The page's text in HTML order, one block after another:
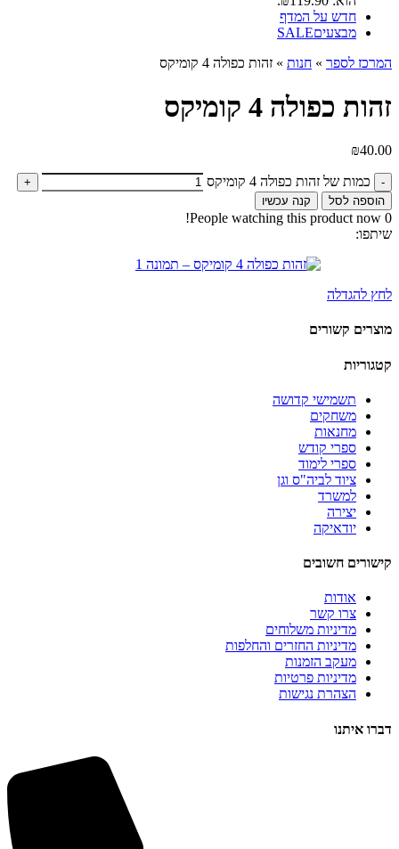
חדש על המדף
מבצעיםSALE
המרכז לספר » חנות » זהות כפולה 4 קומיקס
זהות כפולה 4 קומיקס
₪40.00
כמות של זהות כפולה 4 קומיקס
הוספה לסל קנה עכשיו
0
People watching this product now!
שיתפו:
לחץ להגדלה
מוצרים קשורים
קטגוריות
תשמישי קדושה
משחקים
מחנאות
ספרי קודש
ספרי לימוד
ציוד לביה"ס וגן
למשרד
יצירה
יודאיקה
קישורים חשובים
אודות
צרו קשר
מדיניות משלוחים
מדיניות החזרים והחלפות
מעקב הזמנות
מדיניות פרטיות
הצהרת נגישות
דברו איתנו